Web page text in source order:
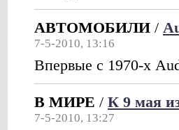
АВТОМОБИЛИ /
7-5-2010, 13:16
Впервые с 1970-х
В МИРЕ / К 9 мая
7-5-2010, 13:27